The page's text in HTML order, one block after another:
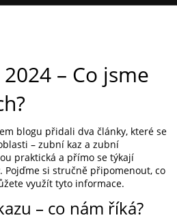
– Co jsme
blogu přidali dva články, které se
– zubní kaz a zubní
praktická a přímo se týkají
Pojďme si stručně připomenout, co
využít tyto informace.
– co nám říká?